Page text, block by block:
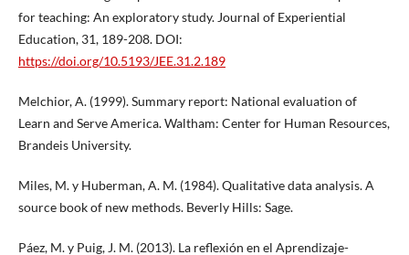
for teaching: An exploratory study. Journal of Experiential
Education, 31, 189-208. DOI:
https://doi.org/10.5193/JEE.31.2.189
Melchior, A. (1999). Summary report: National evaluation of
Learn and Serve America. Waltham: Center for Human Resources,
Brandeis University.
Miles, M. y Huberman, A. M. (1984). Qualitative data analysis. A
source book of new methods. Beverly Hills: Sage.
Páez, M. y Puig, J. M. (2013). La reflexión en el Aprendizaje-